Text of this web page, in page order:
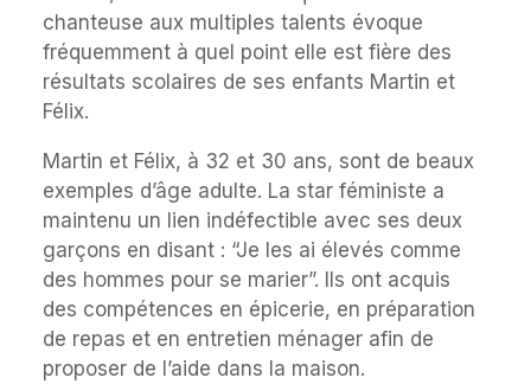
chanteuse aux multiples talents évoque
fréquemment à quel point elle est fière des
résultats scolaires de ses enfants Martin et
Félix.
Martin et Félix, à 32 et 30 ans, sont de beaux
exemples d’âge adulte. La star féministe a
maintenu un lien indéfectible avec ses deux
garçons en disant : “Je les ai élevés comme
des hommes pour se marier”. Ils ont acquis
des compétences en épicerie, en préparation
de repas et en entretien ménager afin de
proposer de l’aide dans la maison.